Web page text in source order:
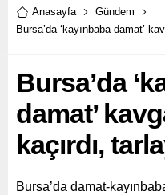
Anasayfa
Gündem
Bursa’da ‘kayınbaba-damat’
Bursa’da
damat’
kaçırdı,
Bursa’da damat-